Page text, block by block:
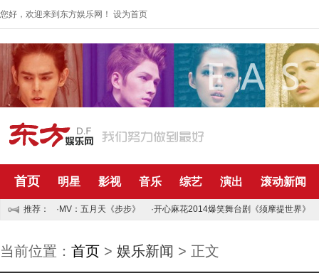
您好，欢迎来到东方娱乐网！ 设为首页
首页 明星 影视 音乐 综艺 演出 滚动新闻
推荐： ·MV：五月天《步步》 ·开心麻花2014爆笑舞台剧《须摩提世界》
当前位置： 首页 > 娱乐新闻 > 正文